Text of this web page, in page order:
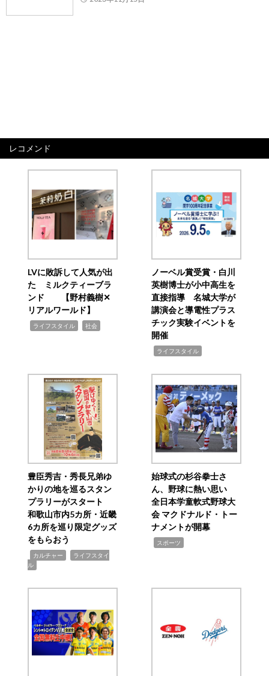
レコメンド
LVに敗訴して人気が出
た ミルクティーブラ
ンド 【野村義樹✕
リアルワールド】
ライフスタイル 社会
ノーベル賞受賞・白川
英樹博士が小中高生を
直接指導 名城大学が
講演会と導電性プラス
チック実験イベントを
開催
ライフスタイル
豊臣秀吉・秀長兄弟ゆ
かりの地を巡るスタン
プラリーがスタート
和歌山市内5カ所・近畿
6カ所を巡り限定グッズ
をもらおう
カルチャー
ライフスタイ
ル
始球式の杉谷拳士さ
ん、野球に熱い思い
全日本学童軟式野球大
会 マクドナルド・トー
ナメントが開幕
スポーツ